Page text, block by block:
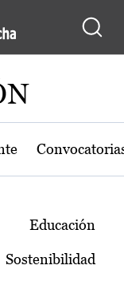
La
Educación
Sostenibilidad